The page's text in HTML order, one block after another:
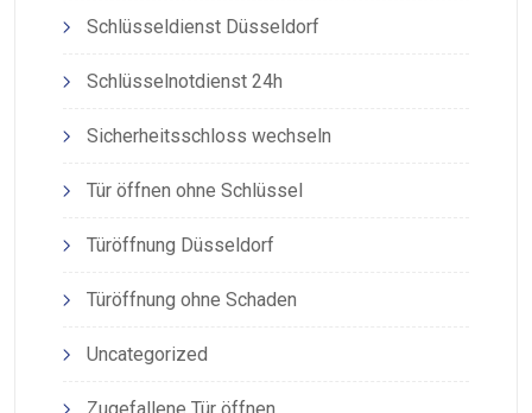
Schlüsseldienst Düsseldorf
Schlüsselnotdienst 24h
Sicherheitsschloss wechseln
Tür öffnen ohne Schlüssel
Türöffnung Düsseldorf
Türöffnung ohne Schaden
Uncategorized